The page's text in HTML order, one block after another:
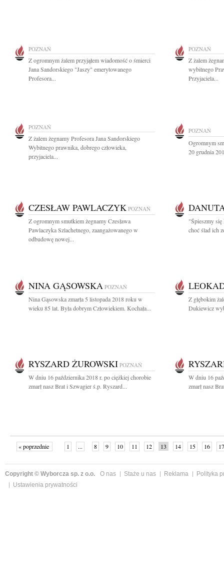
POZNAŃ
Z ogromnym żalem przyjąłem wiadomość o śmierci
Jana Sandorskiego "Jaszy" emerytowanego
Profesora...
POZNAŃ
Z żalem
wybitnego
Przyjaciela...
POZNAŃ
Z żalem żegnamy Profesora Jana Sandorskiego
Wybitnego prawnika, dobrego człowieka,
przyjaciela...
POZNAŃ
Ogromnym
20 grudnia
CZESŁAW PAWLACZYK POZNAŃ
Z ogromnym smutkiem żegnamy Czesława
Pawlaczyka Szlachetnego, zaangażowanego w
odbudowę nowej...
"Śpieszmy
choć ślad ich
NINA GĄSOWSKA POZNAŃ
Nina Gąsowska zmarła 5 listopada 2018 roku w
wieku 85 lat. Była dobrym Człowiekiem. Kochała...
Z głębokim
Dukiewicz
RYSZARD ŻUROWSKI POZNAŃ
W dniu 16 października 2018 r. po ciężkiej chorobie
zmarł nasz Brat i Szwagier ś.p. Ryszard...
W dniu 16
zmarł nasz
« poprzednie 1 ... 8 9 10 11 12 13 14 15 16 17
Copyright © Wyborcza sp. z o.o. O nas Staże u nas Reklama
Polityka
Ustawienia prywatności